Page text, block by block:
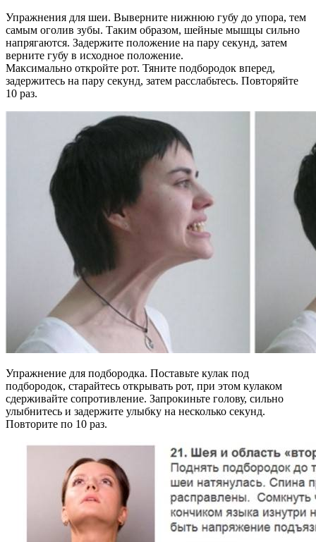
Упражнения для шеи. Выверните нижнюю губу до упора, тем
самым оголив зубы. Таким образом, шейные мышцы сильно
напрягаются. Задержите положение на пару секунд, затем
верните губу в исходное положение.
Максимально откройте рот. Тяните подбородок вперед,
задержитесь на пару секунд, затем расслабьтесь. Повторяйте
10 раз.
Упражнение для подбородка. Поставьте кулак под
подбородок, старайтесь открывать рот, при этом кулаком
сдерживайте сопротивление. Запрокиньте голову, сильно
улыбнитесь и задержите улыбку на несколько секунд.
Повторите по 10 раз.